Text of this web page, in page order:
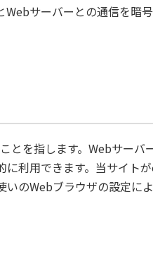
サーバーとの通信を暗
とを指します。Webサーバ
利用できます。当サイト
いのWebブラウザの設定に